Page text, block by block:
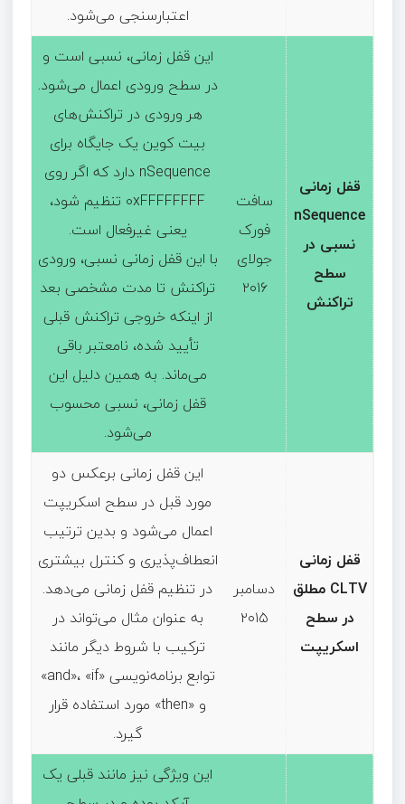
اعتبارسنجی می‌شود.
قفل زمانی
nSequence
نسبی در
سطح
تراکنش
سافت
فورک
جولای
۲۰۱۶
این قفل زمانی، نسبی است و
در سطح ورودی اعمال می‌شود.
هر ورودی در تراکنش‌های
بیت کوین یک جایگاه برای
nSequence دارد که اگر روی
0xFFFFFFFF تنظیم شود،
یعنی غیرفعال است.
با این قفل زمانی نسبی، ورودی
تراکنش تا مدت مشخصی بعد
از اینکه خروجی تراکنش قبلی
تأیید شده، نامعتبر باقی
می‌ماند. به همین دلیل این
قفل زمانی، نسبی محسوب
می‌شود.
قفل زمانی
CLTV مطلق
در سطح
اسکریپت
دسامبر
۲۰۱۵
این قفل زمانی برعکس دو
مورد قبل در سطح اسکریپت
اعمال می‌شود و بدین ترتیب
انعطاف‌پذیری و کنترل بیشتری
در تنظیم قفل زمانی می‌دهد.
به عنوان مثال می‌تواند در
ترکیب با شروط دیگر مانند
توابع برنامه‌نویسی «and»، «if»
و «then» مورد استفاده قرار
گیرد.
این ویژگی نیز مانند قبلی یک